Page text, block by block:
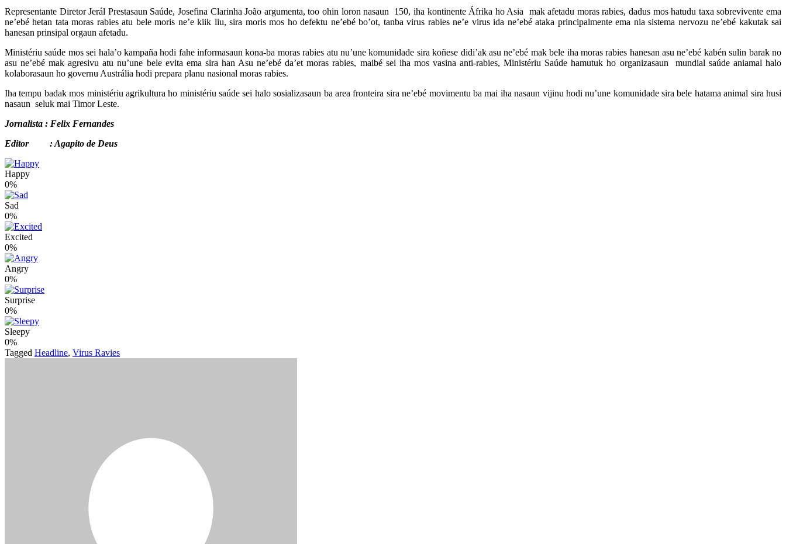
Representante Diretor Jerál Prestasaun Saúde, Josefina Clarinha João argumenta, too ohin loron nasaun 150, iha kontinente Áfrika ho Asia mak afetadu moras rabies, dadus mos hatudu taxa sobrevivente ema
ne’ebé hetan tata moras rabies atu bele moris ne’e kiik liu, sira moris mos ho defektu ne’ebé bo’ot, tanba virus rabies ne’e virus ida ne’ebé ataka principalmente ema nia sistema nervozu ne’ebé kakutak sai
hanesan prinsipal orgaun afetadu.
Ministériu saúde mos sei hala’o kampaña hodi fahe informasaun kona-ba moras rabies atu nu’une komunidade sira koñese didi’ak asu ne’ebé mak bele iha moras rabies hanesan asu ne’ebé kabén sulin barak no
asu ne’ebé mak agresivu atu nu’une bele evita ema sira han Asu ne’ebé da’et moras rabies, maibé sei iha mos vasina anti-rabies, Ministériu Saúde hamutuk ho organizasaun mundial saúde aniamal halo
kolaborasaun ho governu Austrália hodi prepara planu nasional moras rabies.
Iha tempu badak mos ministériu agrikultura ho ministériu saúde sei halo sosializasaun ba area fronteira sira ne’ebé movimentu ba mai iha nasaun vijinu hodi nu’une komunidade sira bele hatama animal sira husi
nasaun seluk mai Timor Leste.
Jornalista : Felix Fernandes
Editor : Agapito de Deus
Happy
0%
Sad
0%
Excited
0%
Angry
0%
Surprise
0%
Sleepy
0%
Tagged Headline, Virus Ravies